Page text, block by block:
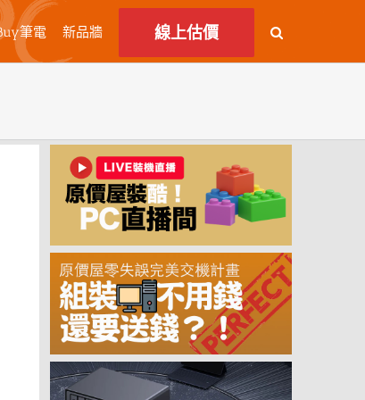
筆電 新品牆 線上估價